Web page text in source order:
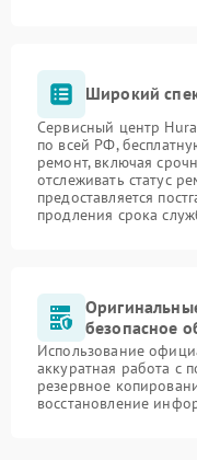
Широкий
Сервисный центр
по всей РФ,
ремонт, включая
отслеживать статус
предоставляется
продления срока
безопасное
Использование
аккуратная работа с
резервное
восстановление